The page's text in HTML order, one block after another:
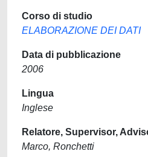
Corso di studio
ELABORAZIONE DEI DATI
Data di pubblicazione
2006
Lingua
Inglese
Relatore, Supervisor,
Marco, Ronchetti